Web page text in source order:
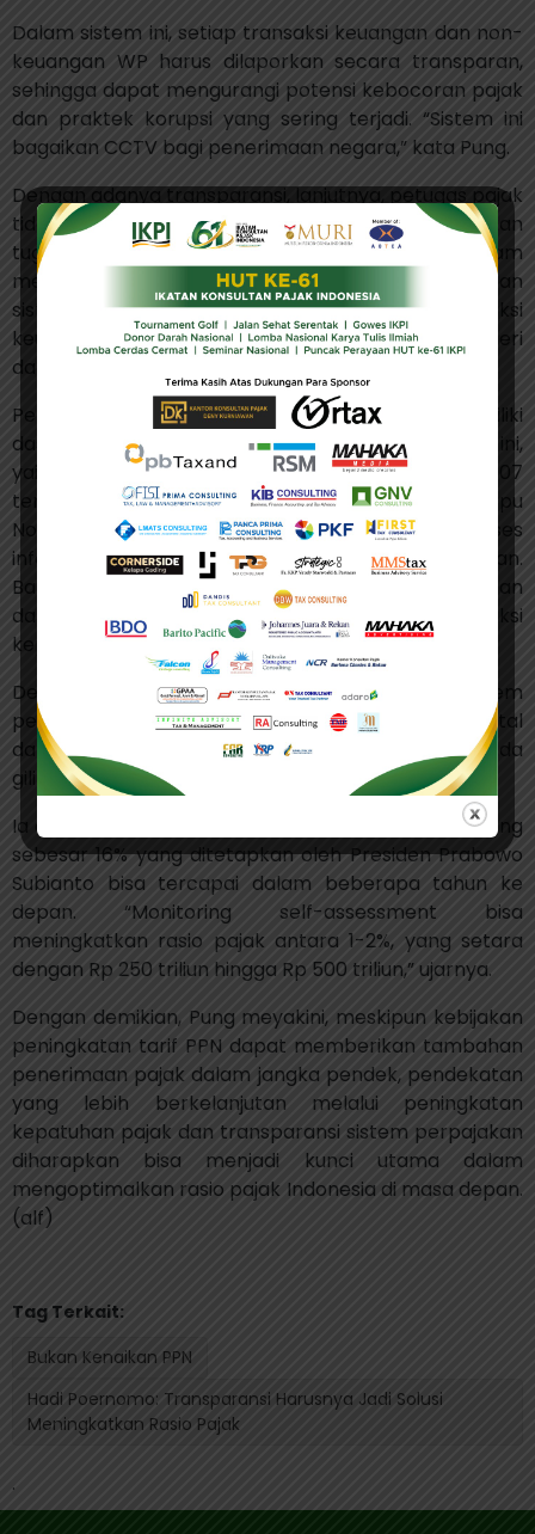
Dalam sistem ini, setiap transaksi keuangan dan non-
keuangan WP harus dilaporkan secara transparan,
sehingga dapat mengurangi potensi kebocoran pajak
dan praktek korupsi yang sering terjadi. “Sistem ini
bagaikan CCTV bagi penerimaan negara,” kata Pung.
Dengan adanya transparansi, lanjutnya, petugas pajak
tidak akan semena-mena dalam menjalankan
tugasnya, dan WP pun diharapkan lebih patuh dalam
melaporkan kewajiban pajaknya. Melalui penerapan
sistem digitalisasi yang lebih ketat, data transaksi
keuangan, rekening bank, hingga transaksi luar negeri
dapat terhubung langsung dengan sistem pajak.
Pemerintah Indonesia menurut Pung, sudah memiliki
dasar hukum yang kuat untuk menerapkan sistem ini,
yaitu Undang-Undang (UU) No. 28 Tahun 2007
tentang Ketentuan Umum Perpajakan dan Perpu
Nomor 1 Tahun 2017 yang mengatur tentang akses
informasi keuangan untuk kepentingan perpajakan.
Bahkan, ia menambahkan, lembaga jasa keuangan
dan perbankan wajib menyampaikan data transaksi
kepada otoritas pajak secara otomatis.
Dengan demikian, Pung meyakini bahwa sistem
pengawasan pajak yang lebih transparan dan digital
dapat meningkatkan kepatuhan WP, yang pada
gilirannya dapat mendongkrak penerimaan pajak.
Ia optimistis bahwa target rasio pajak Indonesia yang
sebesar 16% yang ditetapkan oleh Presiden Prabowo
Subianto bisa tercapai dalam beberapa tahun ke
depan. “Monitoring self-assessment bisa
meningkatkan rasio pajak antara 1-2%, yang setara
dengan Rp 250 triliun hingga Rp 500 triliun,” ujarnya.
Dengan demikian, Pung meyakini, meskipun kebijakan
peningkatan tarif PPN dapat memberikan tambahan
penerimaan pajak dalam jangka pendek, pendekatan
yang lebih berkelanjutan melalui peningkatan
kepatuhan pajak dan transparansi sistem perpajakan
diharapkan bisa menjadi kunci utama dalam
mengoptimalkan rasio pajak Indonesia di masa depan.
(alf)
Tag Terkait:
Bukan Kenaikan PPN
Hadi Poernomo: Transparansi Harusnya Jadi Solusi
Meningkatkan Rasio Pajak
.